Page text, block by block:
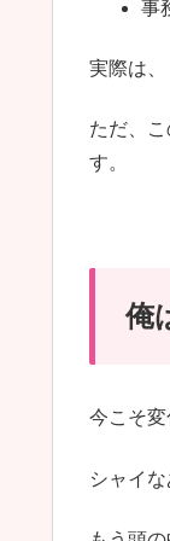
事
実際は
ただ、
す。
俺
今こそ変
シャイ